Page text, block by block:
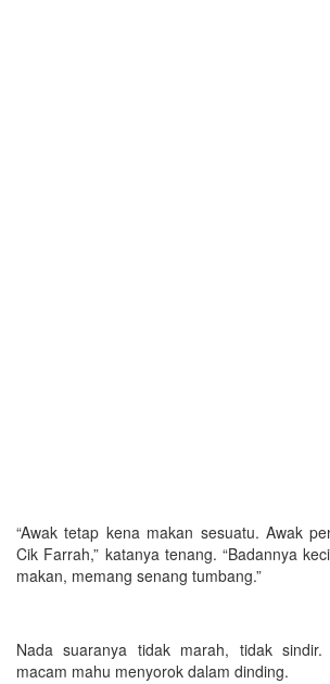
“Awak tetap kena makan sesuatu. Awak
Cik Farrah,” katanya tenang. “Badannya
makan, memang senang tumbang.”
Nada suaranya tidak marah, tidak
macam mahu menyorok dalam dinding.